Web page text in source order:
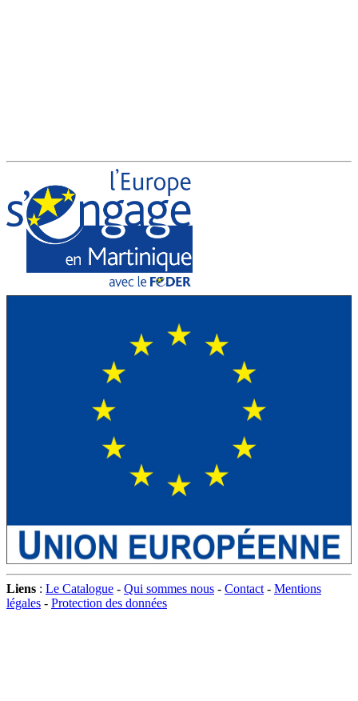
Liens : Le Catalogue - Qui sommes nous - Contact - Mentions
légales - Protection des données